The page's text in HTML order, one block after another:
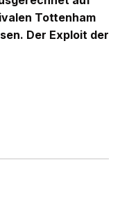
Tottenham
Der Exploit der